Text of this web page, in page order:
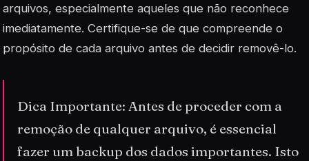
arquivos, especialmente aqueles que não reconhece
imediatamente. Certifique-se de que compreende o
propósito de cada arquivo antes de decidir removê-lo.
Dica Importante: Antes de proceder com a
remoção de qualquer arquivo, é essencial
fazer um backup dos dados importantes. Isto